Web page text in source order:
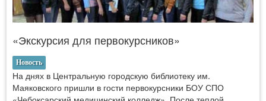
«Экскурсия для первокурсников»
Новость
На днях в Центральную городскую библиотеку им.
Маяковского пришли в гости первокурсники БОУ СПО